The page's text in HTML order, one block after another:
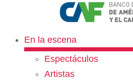
En la escena
Espectáculos
Artistas